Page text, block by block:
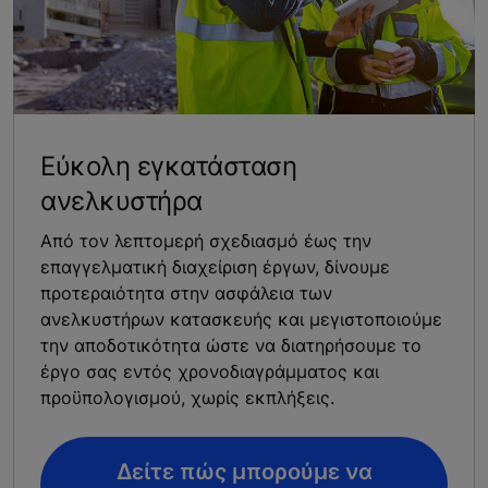
Εύκολη εγκατάσταση
ανελκυστήρα
Από τον λεπτομερή σχεδιασμό έως την
επαγγελματική διαχείριση έργων, δίνουμε
προτεραιότητα στην ασφάλεια των
ανελκυστήρων κατασκευής και μεγιστοποιούμε
την αποδοτικότητα ώστε να διατηρήσουμε το
έργο σας εντός χρονοδιαγράμματος και
προϋπολογισμού, χωρίς εκπλήξεις.
Δείτε πώς μπορούμε να